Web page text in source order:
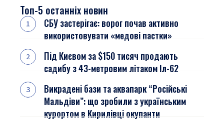
Топ-5 останніх новин
СБУ застерігає: ворог почав активно
використовувати «медові пастки»
Під Києвом за $150 тисяч продають
садибу з 43-метровим літаком Іл-62
Викрадені бази та аквапарк “Російські
Мальдіви”: що зробили з українським
курортом в Кирилівці окупанти